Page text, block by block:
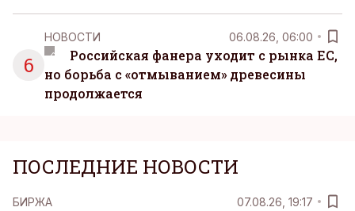
6
НОВОСТИ 06.08.26, 06:00
Российская фанера уходит с рынка ЕС,
но борьба с «отмыванием» древесины
продолжается
ПОСЛЕДНИЕ НОВОСТИ
БИРЖА 07.08.26, 19:17